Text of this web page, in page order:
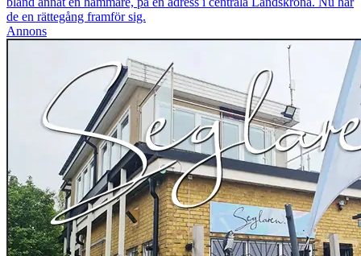
de en rättegång framför sig.
Annons